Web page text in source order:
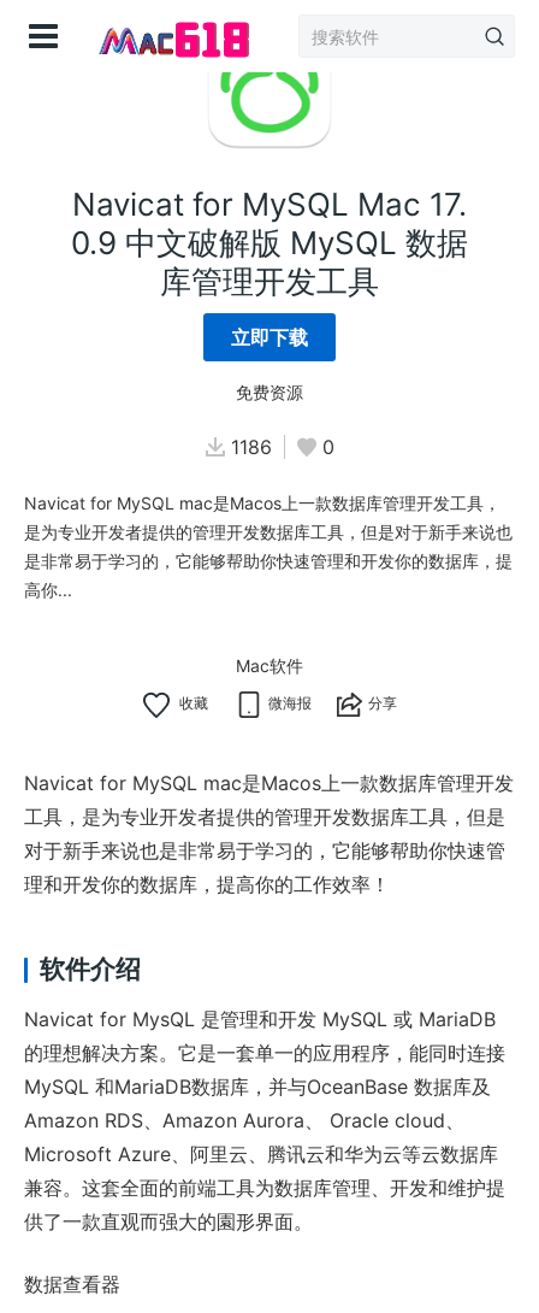
Navicat for MySQL Mac 17.
0.9 中文破解版 MySQL 数据
库管理开发工具
立即下载
免费资源
1186 0
Navicat for MySQL mac是Macos上一款数据库管理开发工具，
是为专业开发者提供的管理开发数据库工具，但是对于新手来说也
是非常易于学习的，它能够帮助你快速管理和开发你的数据库，提
高你...
Mac软件
微海报 分享
Navicat for MySQL mac是Macos上一款数据库管理开发
工具，是为专业开发者提供的管理开发数据库工具，但是
对于新手来说也是非常易于学习的，它能够帮助你快速管
理和开发你的数据库，提高你的工作效率！
软件介绍
Navicat for MysQL 是管理和开发 MySQL 或 MariaDB
的理想解决方案。它是一套单一的应用程序，能同时连接
MySQL 和MariaDB数据库，并与OceanBase 数据库及
Amazon RDS、Amazon Aurora、 Oracle cloud、
Microsoft Azure、阿里云、腾讯云和华为云等云数据库
兼容。这套全面的前端工具为数据库管理、开发和维护提
供了一款直观而强大的園形界面。
数据查看器